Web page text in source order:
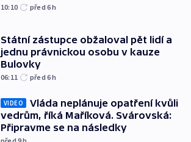
10:10 před 6h
Státní zástupce obžaloval pět lidí a
jednu právnickou osobu v kauze
Bulovky
06:11 před 6h
VIDEO
Vláda neplánuje opatření kvůli
vedrům, říká Maříková. Svárovská:
Připravme se na následky